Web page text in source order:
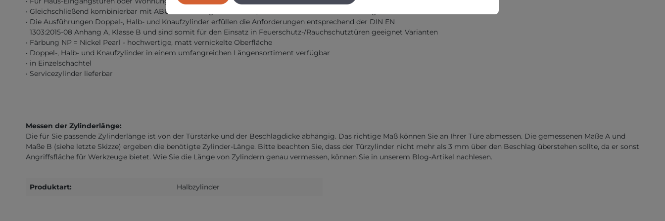
• Gleichschließend kombinierbar mit ABUS Panzerriegelschlössern, Türzusatzschlössern und Vorhangschlössern z. B. Serie 83 und 86TI
• Die Ausführungen Doppel-, Halb- und Knaufzylinder erfüllen die Anforderungen entsprechend der DIN EN
1303:2015-08 Anhang A, Klasse B und sind somit für den Einsatz in Feuerschutz-/Rauchschutztüren geeignet Varianten
• Färbung NP = Nickel Pearl - hochwertige, matt vernickelte Oberfläche
• Doppel-, Halb- und Knaufzylinder in einem umfangreichen Längensortiment verfügbar
• in Einzelschachtel
• Servicezylinder lieferbar
Messen der Zylinderlänge:
Die für Sie passende Zylinderlänge ist von der Türstärke und der Beschlagdicke abhängig. Das richtige Maß können Sie an Ihrer Türe abmessen. Die gemessenen Maße A und
Maße B (siehe letzte Skizze) ergeben die benötigte Zylinder-Länge. Bitte beachten Sie, dass der Türzylinder nicht mehr als 3 mm über den Beschlag überstehen sollte, da er sonst
Angriffsfläche für Werkzeuge bietet. Wie Sie die Länge von Zylindern genau vermessen, können Sie in unserem Blog-Artikel nachlesen.
Produktart: Halbzylinder